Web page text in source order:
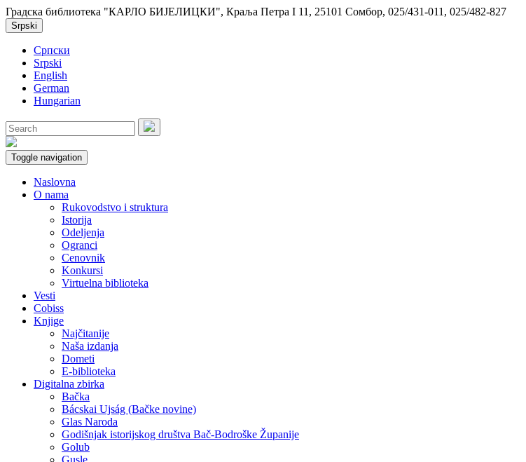
Градска библиотека "КАРЛО БИЈЕЛИЦКИ", Краља Петра I 11, 25101 Сомбор, 025/431-011, 025/482-827
Srpski
Српски
Srpski
English
German
Hungarian
Toggle navigation
Naslovna
O nama
Rukovodstvo i struktura
Istorija
Odeljenja
Ogranci
Cenovnik
Konkursi
Virtuelna biblioteka
Vesti
Cobiss
Knjige
Najčitanije
Naša izdanja
Dometi
E-biblioteka
Digitalna zbirka
Bačka
Bácskai Ujság (Bačke novine)
Glas Naroda
Godišnjak istorijskog društva Bač-Bodroške Županije
Golub
Gusle